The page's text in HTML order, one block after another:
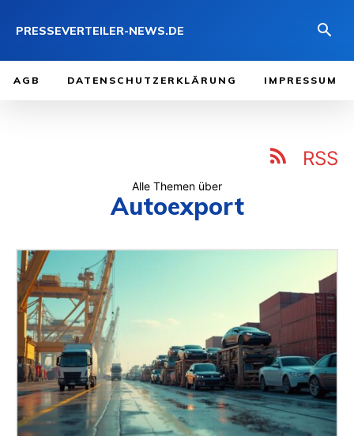
PRESSEVERTEILER-NEWS.DE
AGB DATENSCHUTZERKLÄRUNG IMPRESSUM
RSS
Alle Themen über
Autoexport